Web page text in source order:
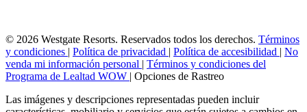
© 2026 Westgate Resorts. Reservados todos los derechos. Términos
y condiciones
Política de privacidad Política de accesibilidad
No
venda mi información personal
Términos y condiciones del
Programa de Lealtad WOW
Opciones de Rastreo
Las imágenes y descripciones representadas pueden incluir